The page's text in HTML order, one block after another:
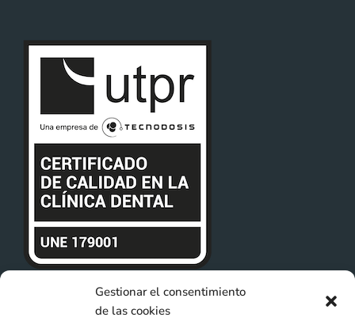
Gestionar el consentimiento
de las cookies